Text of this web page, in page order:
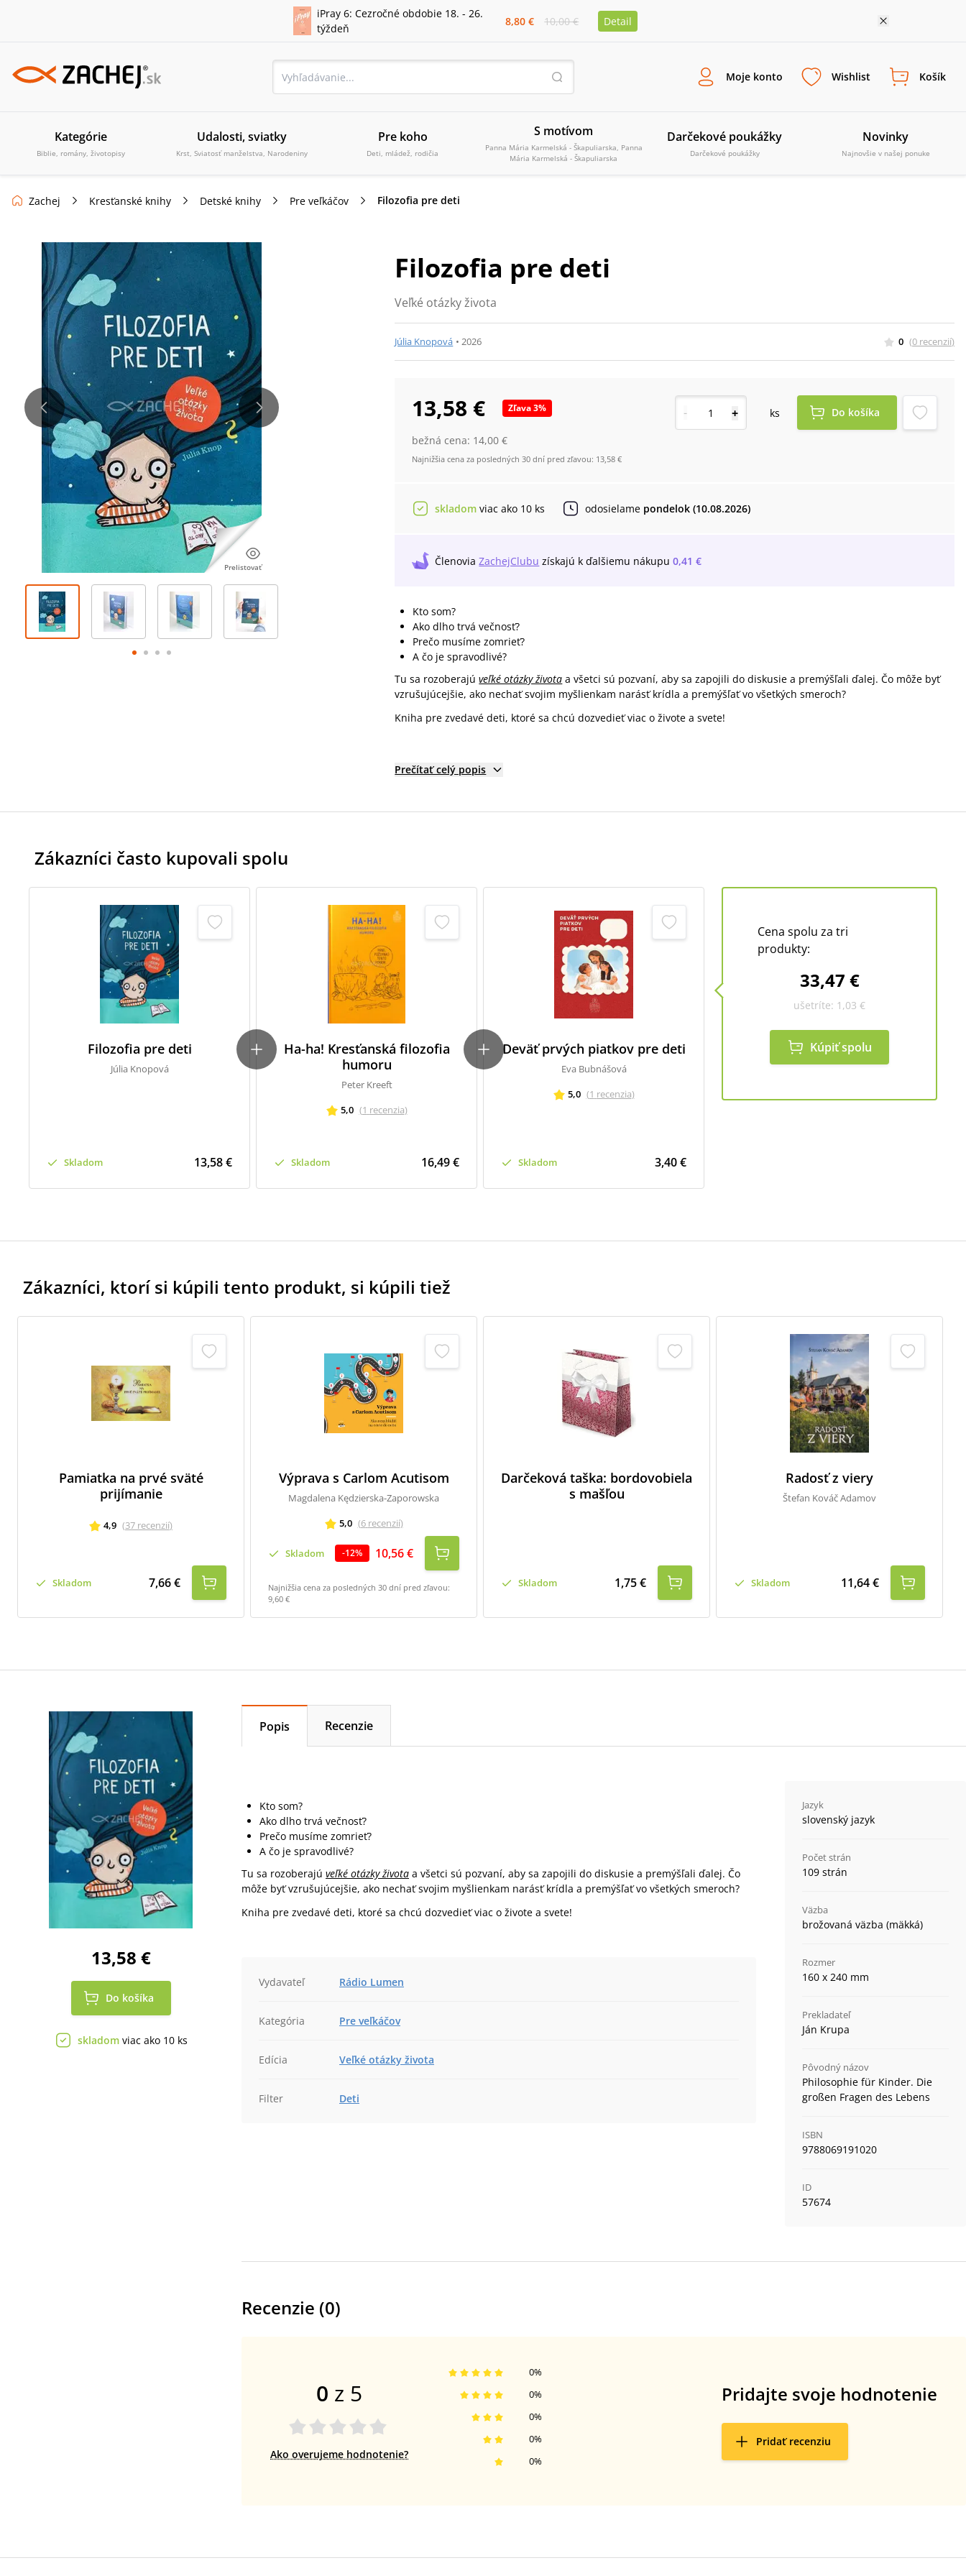
iPray 6: Cezročné obdobie 18. - 26.
týždeň
8,80 € 10,00 € Detail
Moje konto Wishlist Košík
Kategórie
Biblie, romány, životopisy
Udalosti, sviatky
Krst, Sviatosť manželstva, Narodeniny
Pre koho
Deti, mládež, rodičia
S motívom
Panna Mária Karmelská - Škapuliarska, Panna
Mária Karmelská - Škapuliarska
Darčekové poukážky
Darčekové poukážky
Novinky
Najnovšie v našej ponuke
Zachej Kresťanské knihy Detské knihy Pre veľkáčov Filozofia pre deti
Prelistovať
Filozofia pre deti
Veľké otázky života
Júlia Knopová •2026 0 (0 recenzií)
13,58 € Zľava3%
bežná cena: 14,00 €
Najnižšia cena za posledných 30 dní pred zľavou: 13,58 €
- + ks Do košíka
skladom viac ako 10 ks odosielame pondelok (10.08.2026)
Členovia ZachejClubu získajú k ďalšiemu nákupu 0,41 €
Kto som?
Ako dlho trvá večnosť?
Prečo musíme zomrieť?
A čo je spravodlivé?
Tu sa rozoberajúveľké otázky života a všetci sú pozvaní, aby sa zapojili do diskusie a premýšľali ďalej. Čo môže byť
vzrušujúcejšie, ako nechať svojim myšlienkam narásť krídla a premýšľať vo všetkých smeroch?
Kniha pre zvedavé deti, ktoré sa chcú dozvedieť viac o živote a svete!
Prečítať celý popis
Zákazníci často kupovali spolu
Filozofia pre deti
Júlia Knopová
Skladom 13,58 €
Ha-ha! Kresťanská filozofia
humoru
Peter Kreeft
5,0 (1 recenzia)
Skladom 16,49 €
Deväť prvých piatkov pre deti
Eva Bubnášová
5,0 (1 recenzia)
Skladom 3,40 €
Cena spolu za tri
produkty:
33,47 €
ušetríte: 1,03 €
Kúpiť spolu
Zákazníci, ktorí si kúpili tento produkt, si kúpili tiež
Pamiatka na prvé sväté
prijímanie
4,9 (37 recenzií)
Skladom 7,66 €
Výprava s Carlom Acutisom
Magdalena Kędzierska-Zaporowska
5,0 (6 recenzií)
Skladom -12% 10,56 €
Najnižšia cena za posledných 30 dní pred zľavou:
9,60 €
Darčeková taška: bordovobiela
s mašľou
Skladom 1,75 €
Radosť z viery
Štefan Kováč Adamov
Skladom 11,64 €
13,58 €
Do košíka
skladom viac ako 10 ks
Popis Recenzie
Kto som?
Ako dlho trvá večnosť?
Prečo musíme zomrieť?
A čo je spravodlivé?
Tu sa rozoberajú veľké otázky života a všetci sú pozvaní, aby sa zapojili do diskusie a premýšľali ďalej. Čo
môže byť vzrušujúcejšie, ako nechať svojim myšlienkam narásť krídla a premýšľať vo všetkých smeroch?
Kniha pre zvedavé deti, ktoré sa chcú dozvedieť viac o živote a svete!
Vydavateľ Rádio Lumen
Kategória Pre veľkáčov
Edícia Veľké otázky života
Filter Deti
Jazyk
slovenský jazyk
Počet strán
109 strán
Väzba
brožovaná väzba (mäkká)
Rozmer
160 x 240 mm
Prekladateľ
Ján Krupa
Pôvodný názov
Philosophie für Kinder. Die
großen Fragen des Lebens
ISBN
9788069191020
ID
57674
Recenzie (0)
0 z 5
Ako overujeme hodnotenie? 0%
0%
0%
0%
0%
Pridajte svoje hodnotenie
Pridať recenziu